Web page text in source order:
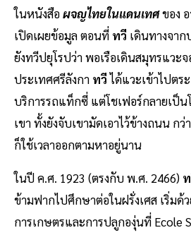
ในหนังสือผจญไทยในแดนเทศของ
เปิดเผยข้อมูล ตอนที่ ทวี เดินทางจาก
ยังทวีปยุโรปว่า พอเรือเดินสมุทรแวะ
ประเทศศรีลังกา ทวีได้แวะเข้าไปตร
บริการรถแท็กซี่ แต่โชเฟอร์กลายเป็
เขา ทั้งยังจับเขามัดเอาไว้ข้างถนน ก
ก็ใช้เวลาออกตามหาอยู่นาน
ในปี ค.ศ. 1923 (ตรงกับ พ.ศ. 2466)
ข้ามฟากไปศึกษาต่อในฝรั่งเศส เริ่มด้
การเกษตรและการปลูกองุ่นที่ Ecole